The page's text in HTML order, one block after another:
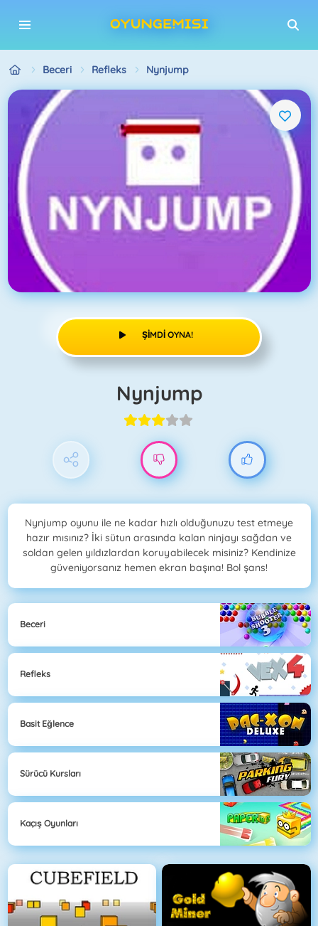
Beceri Refleks Nynjump
ŞIMDI OYNA!
Nynjump
Nynjump oyunu ile ne kadar hızlı olduğunuzu test etmeye
hazır mısınız? İki sütun arasında kalan ninjayı sağdan ve
soldan gelen yıldızlardan koruyabilecek misiniz? Kendinize
güveniyorsanız hemen ekran başına! Bol şans!
Beceri
Refleks
Basit Eğlence
Sürücü Kursları
Kaçış Oyunları